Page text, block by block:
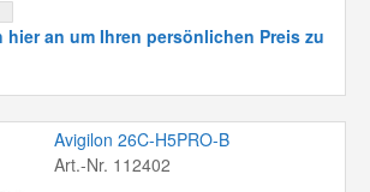
hier an um Ihren persönlichen Preis zu
Avigilon 26C-H5PRO-B
Art.-Nr. 112402